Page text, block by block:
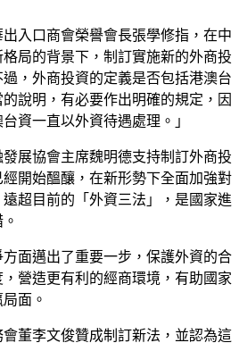
入口商會榮譽會長張學修指，在中
局的背景下，制訂實施新的外商投
，外商投資的定義是否包括港澳台
說明，有必要作出明確的規定，因
資一直以外資待遇處理。」
展協會主席魏明德支持制訂外商投
開始醞釀，在新形勢下全面加強對
超目前的「外資三法」，是國家進
面邁出了重要一步，保護外資的合
營造更有利的經商環境，有助國家
面。
董李文俊贊成制訂新法，並認為這